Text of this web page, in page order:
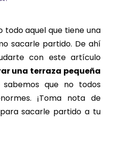
todo aquel que tiene una
sacarle partido. De ahí
con este artículo
una terraza pequeña
sabemos que no todos
¡Toma nota de
sacarle partido a tu